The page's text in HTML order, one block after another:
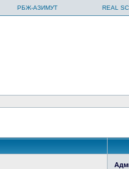
РБЖ-АЗИМУТ REAL